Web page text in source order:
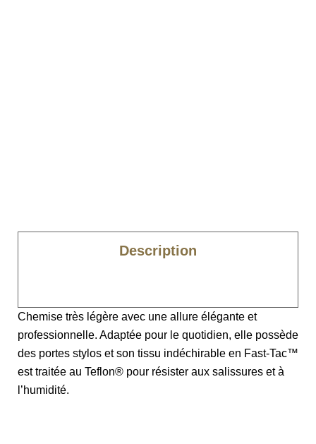
Description
Chemise très légère avec une allure élégante et
professionnelle. Adaptée pour le quotidien, elle possède
des portes stylos et son tissu indéchirable en Fast-Tac™
est traitée au Teflon® pour résister aux salissures et à
l’humidité.